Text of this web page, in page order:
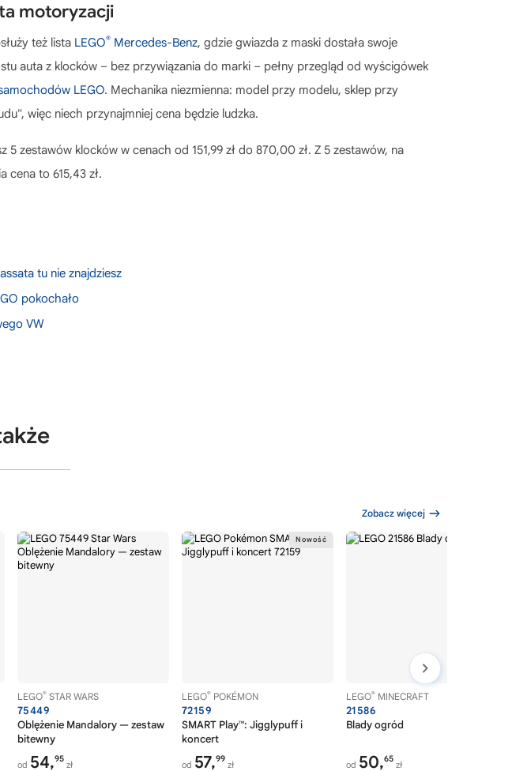
motoryzacji
też lista LEGO® Mercedes-Benz, gdzie gwiazda z maski dostała swoje
auta z klocków – bez przywiązania do marki – pełny przegląd od wyścigówek
LEGO. Mechanika niezmienna: model przy modelu, sklep przy
więc niech przynajmniej cena będzie ludzka.
5 zestawów klocków w cenach od 151,99 zł do 870,00 zł. Z 5 zestawów, na
cena to 615,43 zł.
tu nie znajdziesz
pokochało
VW
Zobacz więcej
LEGO® STAR WARS
75449
Oblężenie Mandalory — zestaw
bitewny
od 54,95
zł
LEGO® POKÉMON
72159
SMART Play™: Jigglypuff i
koncert
od 57,99
zł
LEGO® MINECRAFT
21586
Blady ogród
od 50,65
zł